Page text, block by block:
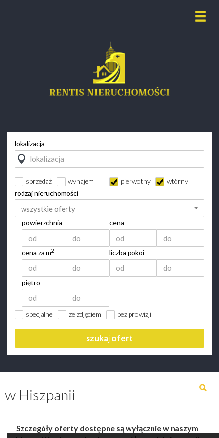
lokalizacja
sprzedaż wynajem pierwotny
wtórny
rodzaj nieruchomości
wszystkie oferty
powierzchnia cena
cena za m2 liczba pokoi
piętro
specjalne ze zdjęciem bez prowizji
szukaj ofert
w Hiszpanii
Szczegóły oferty dostępne są wyłącznie w naszym